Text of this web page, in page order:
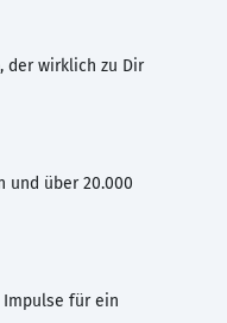
der wirklich zu Dir
und über 20.000
für ein